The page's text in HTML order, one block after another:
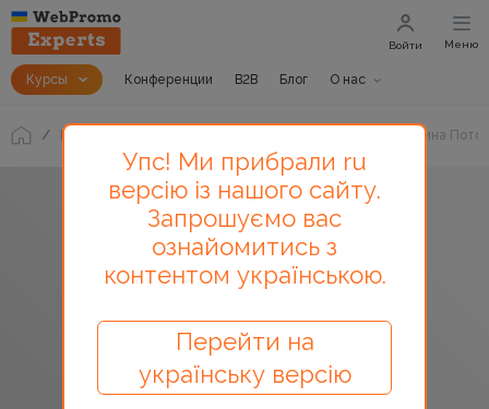
Курсы Конференции B2B Блог О нас
Войти Меню
Блог Как бороться с брошенными корзинами? Кристина
Упс! Ми прибрали ru
версію із нашого сайту.
Запрошуємо вас
ознайомитись з
контентом українською.
Перейти на
українську версію